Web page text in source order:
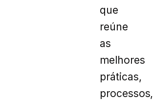
que
reúne
as
melhores
práticas,
processos,